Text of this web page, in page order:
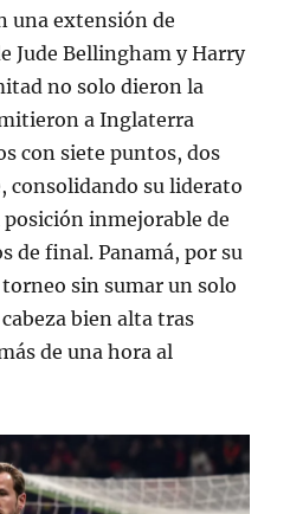
una extensión de
Jude Bellingham y Harry
no solo dieron la
a Inglaterra
con siete puntos, dos
consolidando su liderato
posición inmejorable de
de final. Panamá, por su
sin sumar un solo
bien alta tras
de una hora al